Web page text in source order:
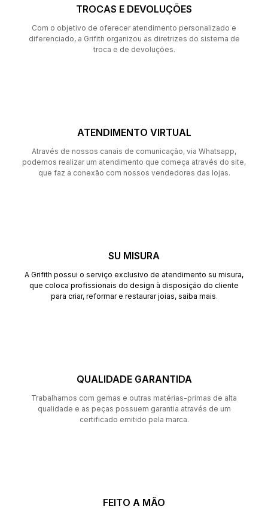
TROCAS E DEVOLUÇÕES
Com o objetivo de oferecer atendimento personalizado e
diferenciado, a Grifith organizou as diretrizes do sistema de
troca e de devoluções.
ATENDIMENTO VIRTUAL
Através de nossos canais de comunicação, via Whatsapp,
podemos realizar um atendimento que começa através do site,
que faz a conexão com nossos vendedores das lojas.
SU MISURA
A Grifith possui o serviço exclusivo de atendimento su misura,
que coloca profissionais do design à disposição do cliente
para criar, reformar e restaurar joias, saiba mais.
QUALIDADE GARANTIDA
Trabalhamos com gemas e outras matérias-primas de alta
qualidade e as peças possuem garantia através de um
certificado emitido pela marca.
FEITO A MÃO